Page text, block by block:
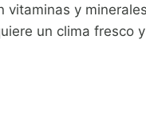
vitaminas y
un clima